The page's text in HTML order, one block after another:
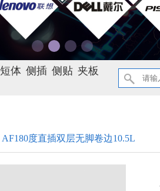
短体 侧插 侧贴 夹板
AF180度直插双层无脚卷边10.5L